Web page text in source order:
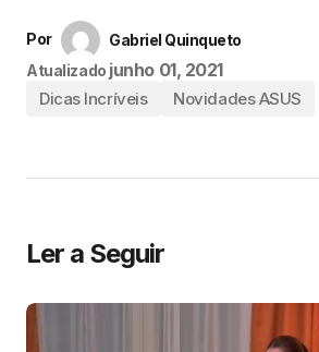
Por
Gabriel Quinqueto
Atualizado junho 01, 2021
Dicas Incríveis Novidades ASUS
Ler a Seguir